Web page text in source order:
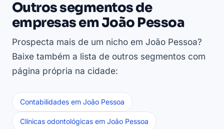
Outros segmentos de
empresas em João Pessoa
Prospecta mais de um nicho em João Pessoa?
Baixe também a lista de outros segmentos com
página própria na cidade:
Contabilidades em João Pessoa
Clínicas odontológicas em João Pessoa